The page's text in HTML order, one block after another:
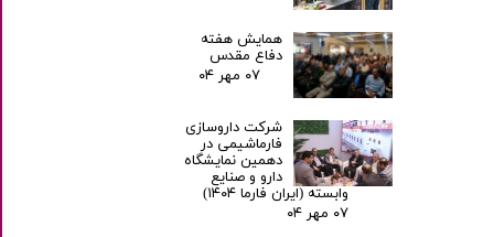
همایش هفته
دفاع مقدس
۰۷ مهر ۰۴
شرکت داروسازی
فارماشیمی در
دهمین نمایشگاه
دارو و صنایع
وابسته (ایران فارما ۱۴۰۴)
۰۷ مهر ۰۴